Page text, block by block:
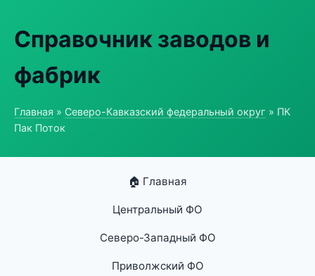
Справочник заводов и
фабрик
Главная » Северо-Кавказский федеральный округ » ПК
Пак Поток
🏠 Главная
Центральный ФО
Северо-Западный ФО
Приволжский ФО